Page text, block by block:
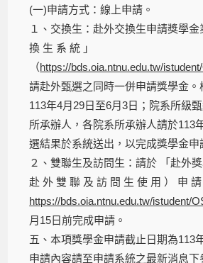
(一)申請方式：線上申請。
１、交換生：赴外交換生申請獎學
換 生 系 統 」
（https://bds.oia.ntnu.edu.tw/
請赴外甄選之同時一併申請獎學金。
113年4月29日至6月3日；院系所級
所承辦人，各院系所承辦人請於113
選結果於系統送出，以完成獎學金申
２、雙聯生及訪問生：請於 「赴外
赴 外 雙 聯 及 訪 問 生 使 用 ） 申 請
https://bds.oia.ntnu.edu.tw/istudent/
月15日前完成申請。
五、本項獎學金申請截止日期為113
申請內容請至申請系統之最新消息